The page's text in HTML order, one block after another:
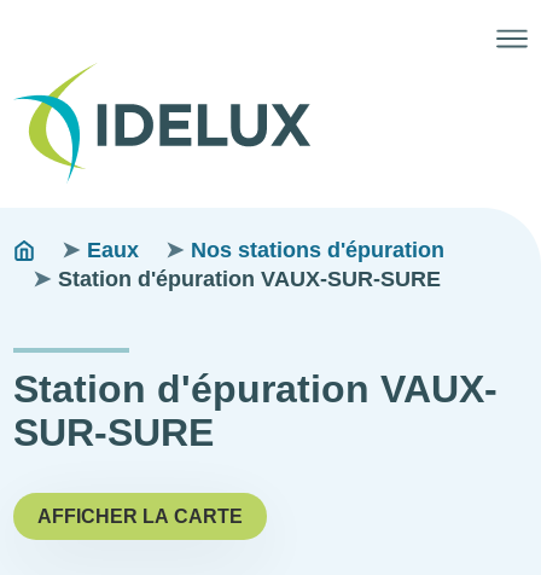
Fils
d'ariane
You
are
Eaux
Nos stations d'épuration
Station d'épuration VAUX-SUR-SURE
Station d'épuration VAUX-
SUR-SURE
AFFICHER LA CARTE